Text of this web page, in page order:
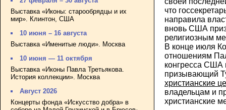
Выставка «Иконы: старообрядцы и их
мир». Клинтон, США
10 июня – 16 августа
Выставка «Именитые люди». Москва
10 июня — 11 октября
Выставка «Иконы Павла Третьякова.
История коллекции». Москва
Август 2026
Концерты фонда «Искусство добра» в
что
направила
вновь США
религиозным
В конце июля
отношениям
конгресса США
призывающий
христианские
владельцам и
христианские